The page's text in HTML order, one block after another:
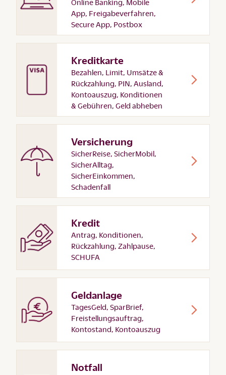
Online Banking, Mobile
App, Freigabeverfahren,
Secure App, Postbox
Kreditkarte
Bezahlen, Limit, Umsätze &
Rückzahlung, PIN, Ausland,
Kontoauszug, Konditionen
& Gebühren, Geld abheben
Versicherung
SicherReise, SicherMobil,
SicherAlltag,
SicherEinkommen,
Schadenfall
Kredit
Antrag, Konditionen,
Rückzahlung, Zahlpause,
SCHUFA
Geldanlage
TagesGeld, SparBrief,
Freistellungsauftrag,
Kontostand, Kontoauszug
Notfall